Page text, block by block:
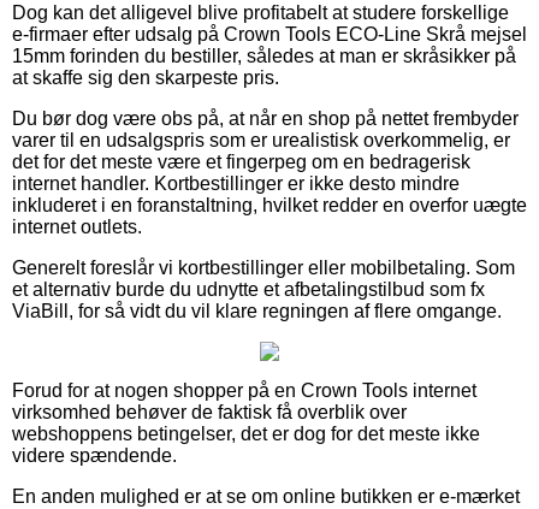
Dog kan det alligevel blive profitabelt at studere forskellige
e-firmaer efter udsalg på Crown Tools ECO-Line Skrå mejsel
15mm forinden du bestiller, således at man er skråsikker på
at skaffe sig den skarpeste pris.
Du bør dog være obs på, at når en shop på nettet frembyder
varer til en udsalgspris som er urealistisk overkommelig, er
det for det meste være et fingerpeg om en bedragerisk
internet handler. Kortbestillinger er ikke desto mindre
inkluderet i en foranstaltning, hvilket redder en overfor uægte
internet outlets.
Generelt foreslår vi kortbestillinger eller mobilbetaling. Som
et alternativ burde du udnytte et afbetalingstilbud som fx
ViaBill, for så vidt du vil klare regningen af flere omgange.
Forud for at nogen shopper på en Crown Tools internet
virksomhed behøver de faktisk få overblik over
webshoppens betingelser, det er dog for det meste ikke
videre spændende.
En anden mulighed er at se om online butikken er e-mærket